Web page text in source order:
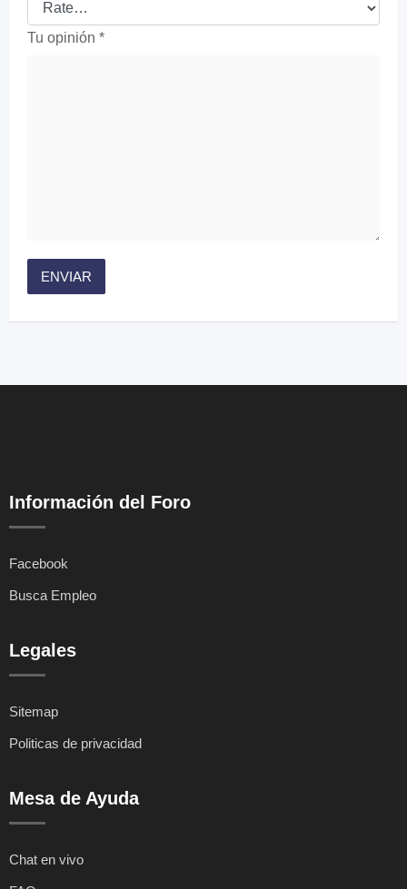
Tu opinión *
Información del Foro
Facebook
Busca Empleo
Legales
Sitemap
Politicas de privacidad
Mesa de Ayuda
Chat en vivo